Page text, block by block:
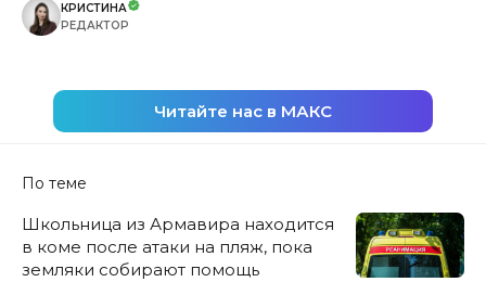
КРИСТИНА
РЕДАКТОР
Читайте нас в МАКС
По теме
Школьница из Армавира находится
в коме после атаки на пляж, пока
земляки собирают помощь